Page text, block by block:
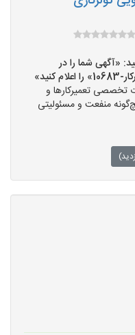
«آگهی شما را در
تخصصی تعمیرکارها و
منفعت و مسئولیتی